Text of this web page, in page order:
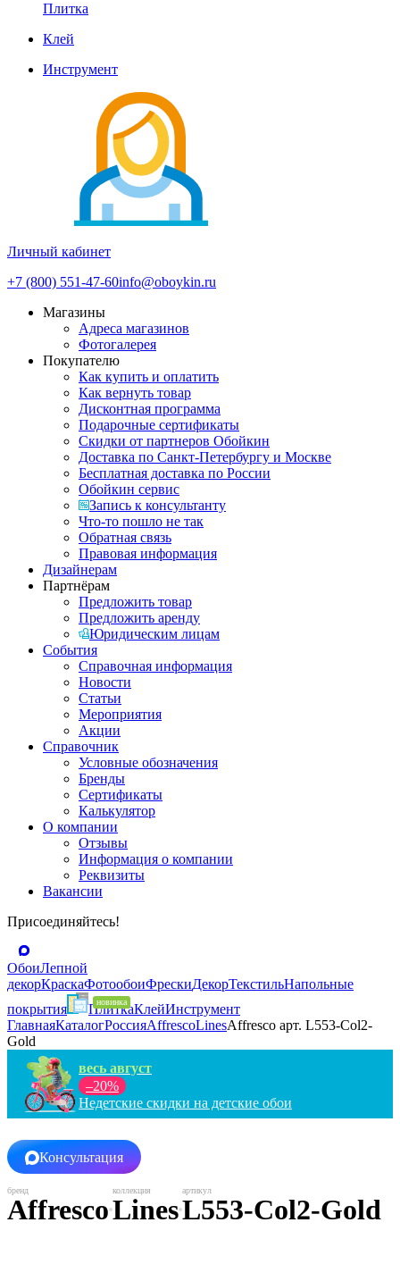
Плитка
Клей
Инструмент
Личный кабинет
+7 (800) 551-47-60info@oboykin.ru
Магазины
Адреса магазинов
Фотогалерея
Покупателю
Как купить и оплатить
Как вернуть товар
Дисконтная программа
Подарочные сертификаты
Скидки от партнеров Обойкин
Доставка по Санкт-Петербургу и Москве
Бесплатная доставка по России
Обойкин сервис
Запись к консультанту
Что-то пошло не так
Обратная связь
Правовая информация
Дизайнерам
Партнёрам
Предложить товар
Предложить аренду
Юридическим лицам
События
Справочная информация
Новости
Статьи
Мероприятия
Акции
Справочник
Условные обозначения
Бренды
Сертификаты
Калькулятор
О компании
Отзывы
Информация о компании
Реквизиты
Вакансии
Присоединяйтесь!
ОбоиЛепной
декорКраскаФотообоиФрескиДекорТекстильНапольные
покрытия
ПлиткаКлейИнструмент
ГлавнаяКаталогРоссияAffrescoLinesAffresco арт. L553-Col2-
Gold
весь август
–20%
Недетские скидки на детские обои
Консультация
AffrescoLinesL553-Col2-Gold